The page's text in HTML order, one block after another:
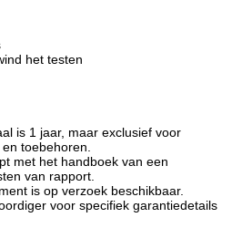
het testen
is 1 jaar, maar exclusief voor
toebehoren.
met het handboek van een
van rapport.
is op verzoek beschikbaar.
voor specifiek garantiedetails